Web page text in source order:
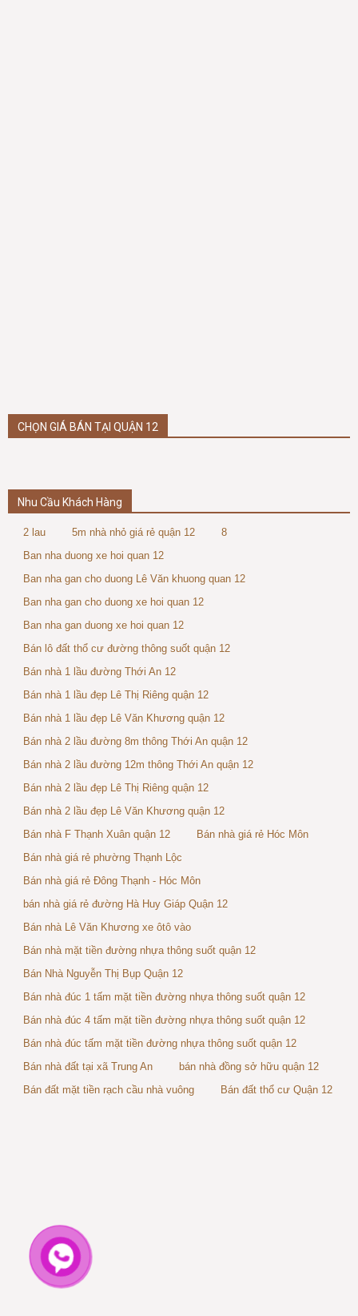
CHỌN GIÁ BÁN TẠI QUẬN 12
Nhu Cầu Khách Hàng
2 lau 5m nhà nhỏ giá rẻ quận 12
8
Ban nha duong xe hoi quan 12
Ban nha gan cho duong Lê Văn khuong quan 12
Ban nha gan cho duong xe hoi quan 12
Ban nha gan duong xe hoi quan 12
Bán lô đất thổ cư đường thông suốt quận 12
Bán nhà 1 lầu đường Thới An 12
Bán nhà 1 lầu đẹp Lê Thị Riêng quận 12
Bán nhà 1 lầu đẹp Lê Văn Khương quận 12
Bán nhà 2 lầu đường 8m thông Thới An quận 12
Bán nhà 2 lầu đường 12m thông Thới An quận 12
Bán nhà 2 lầu đẹp Lê Thị Riêng quận 12
Bán nhà 2 lầu đẹp Lê Văn Khương quận 12
Bán nhà F Thạnh Xuân quận 12
Bán nhà giá rẻ Hóc Môn
Bán nhà giá rẻ phường Thạnh Lộc
Bán nhà giá rẻ Đông Thạnh - Hóc Môn
bán nhà giá rẻ đường Hà Huy Giáp Quận 12
Bán nhà Lê Văn Khương xe ôtô vào
Bán nhà mặt tiền đường nhựa thông suốt quận 12
Bán Nhà Nguyễn Thị Bụp Quận 12
Bán nhà đúc 1 tấm mặt tiền đường nhựa thông suốt quận 12
Bán nhà đúc 4 tấm mặt tiền đường nhựa thông suốt quận 12
Bán nhà đúc tấm mặt tiền đường nhựa thông suốt quận 12
Bán nhà đất tại xã Trung An
bán nhà đồng sở hữu quận 12
Bán đất mặt tiền rạch cầu nhà vuông
Bán đất thổ cư Quận 12